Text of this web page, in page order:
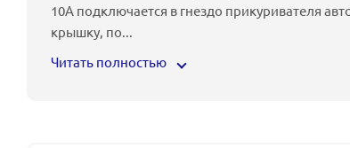
10А подключается в гнездо прикуривателя
крышку, по...
Читать полностью